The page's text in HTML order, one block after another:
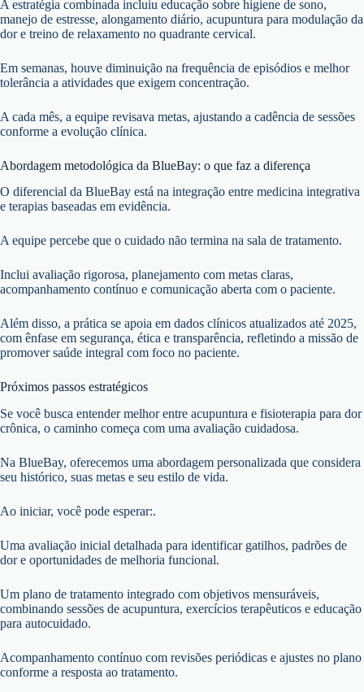
A estratégia combinada incluiu educação sobre higiene de sono,
manejo de estresse, alongamento diário, acupuntura para modulação da
dor e treino de relaxamento no quadrante cervical.
Em semanas, houve diminuição na frequência de episódios e melhor
tolerância a atividades que exigem concentração.
A cada mês, a equipe revisava metas, ajustando a cadência de sessões
conforme a evolução clínica.
Abordagem metodológica da BlueBay: o que faz a diferença
O diferencial da BlueBay está na integração entre medicina integrativa
e terapias baseadas em evidência.
A equipe percebe que o cuidado não termina na sala de tratamento.
Inclui avaliação rigorosa, planejamento com metas claras,
acompanhamento contínuo e comunicação aberta com o paciente.
Além disso, a prática se apoia em dados clínicos atualizados até 2025,
com ênfase em segurança, ética e transparência, refletindo a missão de
promover saúde integral com foco no paciente.
Próximos passos estratégicos
Se você busca entender melhor entre acupuntura e fisioterapia para dor
crônica, o caminho começa com uma avaliação cuidadosa.
Na BlueBay, oferecemos uma abordagem personalizada que considera
seu histórico, suas metas e seu estilo de vida.
Ao iniciar, você pode esperar:.
Uma avaliação inicial detalhada para identificar gatilhos, padrões de
dor e oportunidades de melhoria funcional.
Um plano de tratamento integrado com objetivos mensuráveis,
combinando sessões de acupuntura, exercícios terapêuticos e educação
para autocuidado.
Acompanhamento contínuo com revisões periódicas e ajustes no plano
conforme a resposta ao tratamento.